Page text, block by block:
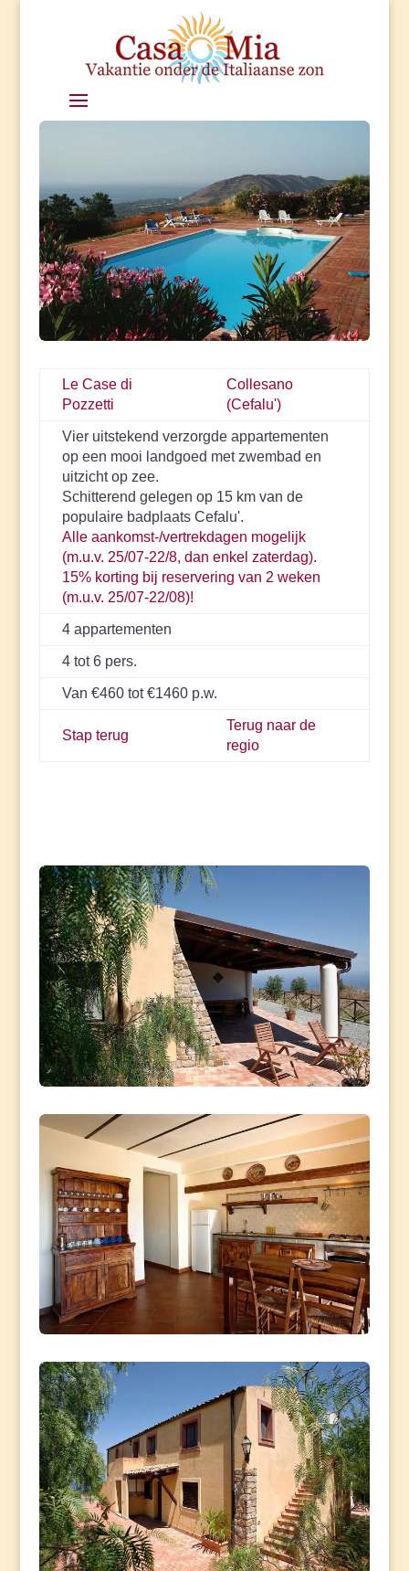
Le Case di
Pozzetti
Collesano
(Cefalu')
Vier uitstekend verzorgde appartementen
op een mooi landgoed met zwembad en
uitzicht op zee.
Schitterend gelegen op 15 km van de
populaire badplaats Cefalu'.
Alle aankomst-/vertrekdagen mogelijk
(m.u.v. 25/07-22/8, dan enkel zaterdag).
15% korting bij reservering van 2 weken
(m.u.v. 25/07-22/08)!
4 appartementen
4 tot 6 pers.
Van €460 tot €1460 p.w.
Stap terug
Terug naar de
regio